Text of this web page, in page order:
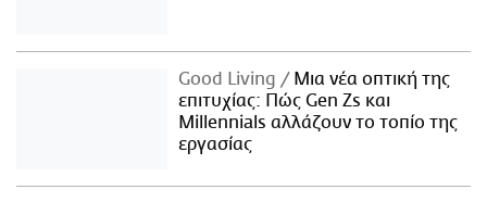
Good Living
Μια νέα οπτική της
επιτυχίας: Πώς Gen Zs και
Millennials αλλάζουν το τοπίο της
εργασίας